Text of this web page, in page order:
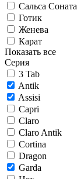
Сальса Соната
Готик
Женева
Карат
Показать все
Серия
3 Tab
Antik
Assisi
Capri
Claro
Claro Antik
Cortina
Dragon
Garda